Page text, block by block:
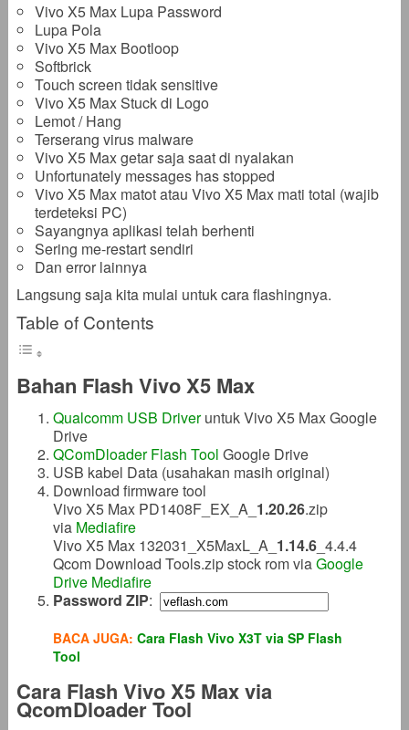
Vivo X5 Max Lupa Password
Lupa Pola
Vivo X5 Max Bootloop
Softbrick
Touch screen tidak sensitive
Vivo X5 Max Stuck di Logo
Lemot / Hang
Terserang virus malware
Vivo X5 Max getar saja saat di nyalakan
Unfortunately messages has stopped
Vivo X5 Max matot atau Vivo X5 Max mati total (wajib
terdeteksi PC)
Sayangnya aplikasi telah berhenti
Sering me-restart sendiri
Dan error lainnya
Langsung saja kita mulai untuk cara flashingnya.
Table of Contents
Bahan Flash Vivo X5 Max
Qualcomm USB Driveruntuk Vivo X5 Max Google
Drive
QComDloader Flash Tool Google Drive
USB kabel Data (usahakan masih original)
Download firmware tool
Vivo X5 Max PD1408F_EX_A_ 1.20.26.zip
via Mediafire
Vivo X5 Max 132031_X5MaxL_A_ 1.14.6_4.4.4
Qcom Download Tools.zip stock rom viaGoogle
Drive Mediafire
Password ZIP:
BACA JUGA: Cara Flash Vivo X3T via SP Flash
Tool
Cara Flash Vivo X5 Max via
QcomDloader Tool